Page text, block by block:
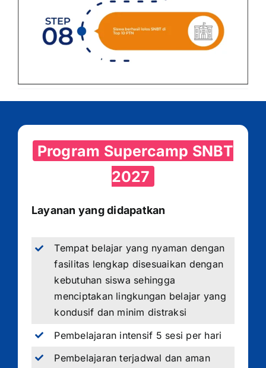
Program Supercamp SNBT
2027
Layanan yang didapatkan
Tempat belajar yang nyaman dengan
fasilitas lengkap disesuaikan dengan
kebutuhan siswa sehingga
menciptakan lingkungan belajar yang
kondusif dan minim distraksi
Pembelajaran intensif 5 sesi per hari
Pembelajaran terjadwal dan aman